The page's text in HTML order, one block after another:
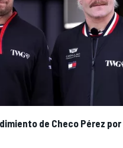
de Checo Pérez